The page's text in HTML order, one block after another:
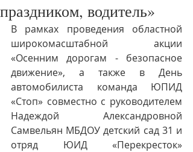
праздником, водитель»
В рамках проведения областной
широкомасштабной акции
«Осенним дорогам - безопасное
движение», а также в День
автомобилиста команда ЮПИД
«Стоп» совместно с руководителем
Надеждой Александровной
Самвельян МБДОУ детский сад 31 и
отряд ЮИД «Перекресток»